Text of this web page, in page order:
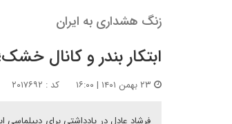
زنگ هشداری به ایران
ابتکار بندر و کانال
کد : ۲۰۱۷۶۹۲
فرشاد عادل در یادداشتی برای